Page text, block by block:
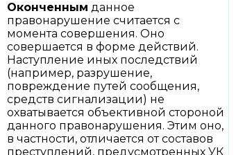
Оконченным данное
правонарушение считается с
момента совершения. Оно
совершается в форме действий.
Наступление иных последствий
(например, разрушение,
повреждение путей сообщения,
средств сигнализации) не
охватывается объективной стороной
данного правонарушения. Этим оно,
в частности, отличается от составов
преступлений, предусмотренных УК